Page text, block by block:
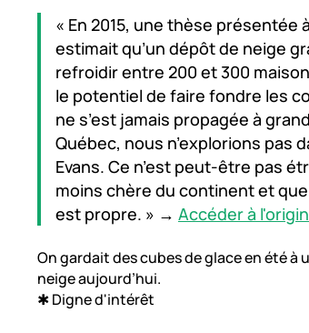
« En 2015, une thèse présentée
estimait qu’un dépôt de neige
refroidir entre 200 et 300
le potentiel de faire fondre les
ne s’est jamais propagée à
Québec, nous n’explorions pas
Evans. Ce n’est peut-être pas
moins chère du continent et
est propre. » → Accéder à
On gardait des cubes de glace en été
neige aujourd’hui.
✱ Digne d'intérêt